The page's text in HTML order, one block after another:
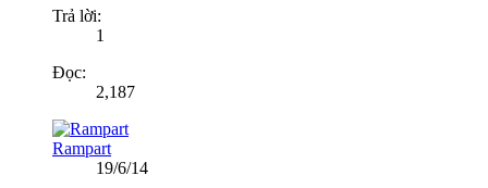
Trả lời:
1
Đọc:
2,187
Rampart
19/6/14